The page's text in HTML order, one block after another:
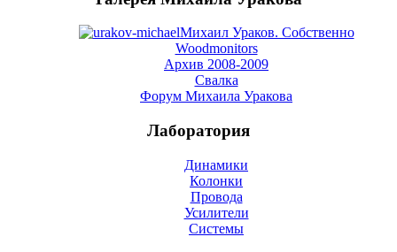
Михаил Ураков. Собственно
Woodmonitors
Архив 2008-2009
Свалка
Форум Михаила Уракова
Лаборатория
Динамики
Колонки
Провода
Усилители
Системы